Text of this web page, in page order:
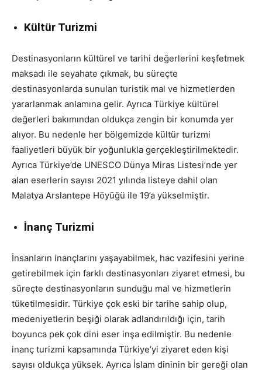
Kültür Turizmi
Destinasyonların kültürel ve tarihi değerlerini keşfetmek
maksadı ile seyahate çıkmak, bu süreçte
destinasyonlarda sunulan turistik mal ve hizmetlerden
yararlanmak anlamına gelir. Ayrıca Türkiye kültürel
değerleri bakımından oldukça zengin bir konumda yer
alıyor. Bu nedenle her bölgemizde kültür turizmi
faaliyetleri büyük bir yoğunlukla gerçekleştirilmektedir.
Ayrıca Türkiye’de UNESCO Dünya Miras Listesi’nde yer
alan eserlerin sayısı 2021 yılında listeye dahil olan
Malatya Arslantepe Höyüğü ile 19’a yükselmiştir.
İnanç Turizmi
İnsanların inançlarını yaşayabilmek, hac vazifesini yerine
getirebilmek için farklı destinasyonları ziyaret etmesi, bu
süreçte destinasyonların sunduğu mal ve hizmetlerin
tüketilmesidir. Türkiye çok eski bir tarihe sahip olup,
medeniyetlerin beşiği olarak adlandırıldığı için, tarih
boyunca pek çok dini eser inşa edilmiştir. Bu nedenle
inanç turizmi kapsamında Türkiye’yi ziyaret eden kişi
sayısı oldukça yüksek. Ayrıca İslam dininin bir gereği olan